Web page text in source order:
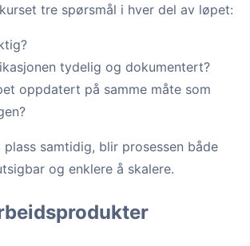
tre spørsmål i hver del av løpet:
tydelig og dokumentert?
oppdatert på samme måte som
samtidig, blir prosessen både
og enklere å skalere.